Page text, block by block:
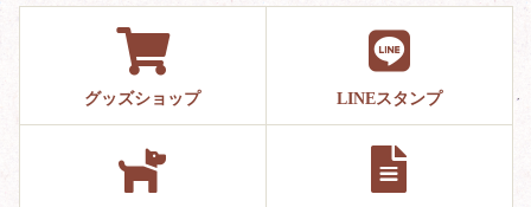
グッズショップ LINEスタンプ